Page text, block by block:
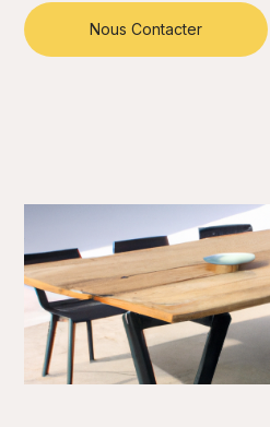
Nous Contacter